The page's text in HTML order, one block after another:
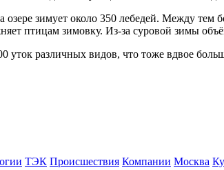
озере зимует около 350 лебедей. Между
птицам зимовку. Из-за суровой зимы
уток различных видов, что тоже вдвое
ТЭК Происшествия Компании Москва